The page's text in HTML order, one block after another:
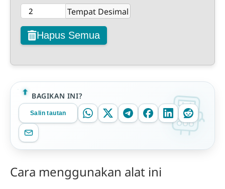
Tempat Desimal
Hapus Semua
BAGIKAN INI?
Salin tautan
Cara menggunakan alat ini